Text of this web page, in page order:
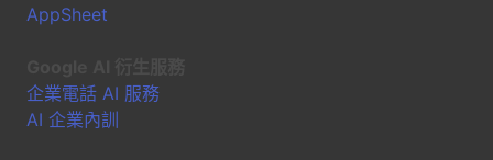
AppSheet
企業電話 AI 服務
AI 企業內訓